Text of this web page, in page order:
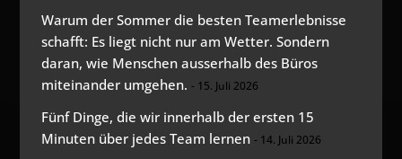
Warum der Sommer die besten Teamerlebnisse
schafft: Es liegt nicht nur am Wetter. Sondern
daran, wie Menschen ausserhalb des Büros
miteinander umgehen.
15. Juli 2026
Fünf Dinge, die wir innerhalb der ersten 15
Minuten über jedes Team lernen
14. Juli 2026